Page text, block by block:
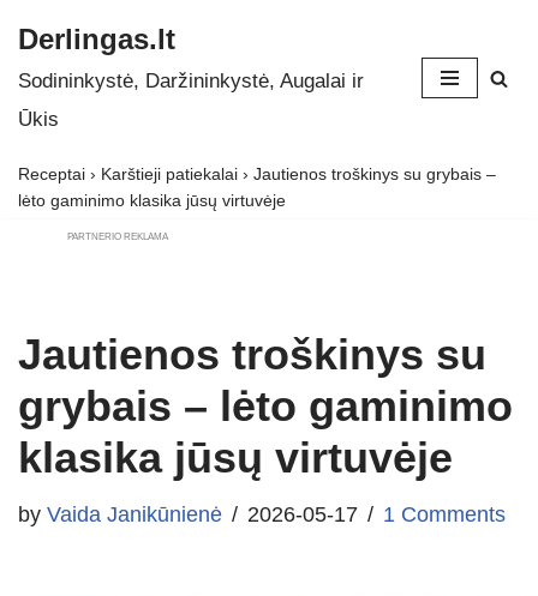
Skip
to
Derlingas.lt
Sodininkystė, Daržininkystė, Augalai ir
Ūkis
Receptai › Karštieji patiekalai › Jautienos troškinys su grybais –
lėto gaminimo klasika jūsų virtuvėje
PARTNERIO REKLAMA
Jautienos troškinys su
grybais – lėto gaminimo
klasika jūsų virtuvėje
by Vaida Janikūnienė 2026-05-17 1 Comments